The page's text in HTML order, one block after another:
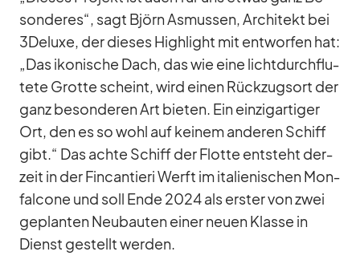
son­de­res“, sagt Björn As­mus­sen, Ar­chi­tekt bei
3Deluxe, der die­ses High­light mit ent­wor­fen hat:
„Das iko­ni­sche Dach, das wie eine licht­durch­flu­
tete Grotte scheint, wird ei­nen Rück­zugs­ort der
ganz be­son­de­ren Art bie­ten. Ein ein­zig­ar­ti­ger
Ort, den es so wohl auf kei­nem an­de­ren Schiff
gibt.“ Das achte Schiff der Flotte ent­steht der­
zeit in der Fin­can­tieri Werft im ita­lie­ni­schen Mon­
fal­cone und soll Ende 2024 als ers­ter von zwei
ge­plan­ten Neu­bau­ten ei­ner neuen Klasse in
Dienst ge­stellt wer­den.